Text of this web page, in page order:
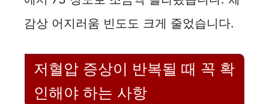
감상 어지러움 빈도도 크게 줄었습니다.
저혈압 증상이 반복될 때 꼭 확
인해야 하는 사항